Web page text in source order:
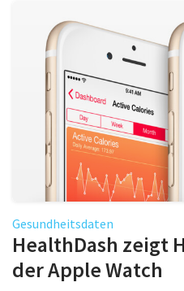
Gesundheitsdaten
HealthDash zeigt
der Apple Watch